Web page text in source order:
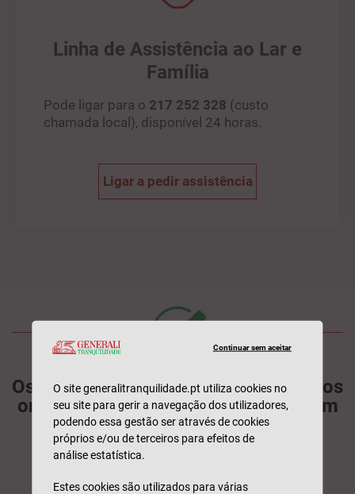
Linha de Assistência ao Lar e
Família
Pode ligar para o 217 252 328 (custo
chamada local), disponível 24 horas.
Ligar a pedir assistência
Os telhados e as janelas são os pontos
onde as casas começam a arder com
mais facilidade, o que reforça a
importância da prevenção nestas
Continuar sem aceitar
O site generalitranquilidade.pt utiliza cookies no
seu site para gerir a navegação dos utilizadores,
podendo essa gestão ser através de cookies
próprios e/ou de terceiros para efeitos de
análise estatística.
Estes cookies são utilizados para várias